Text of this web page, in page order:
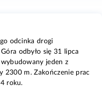
odcinka drogi
odbyło się 31 lipca
jeden z
2300 m. Zakończenie prac
roku.